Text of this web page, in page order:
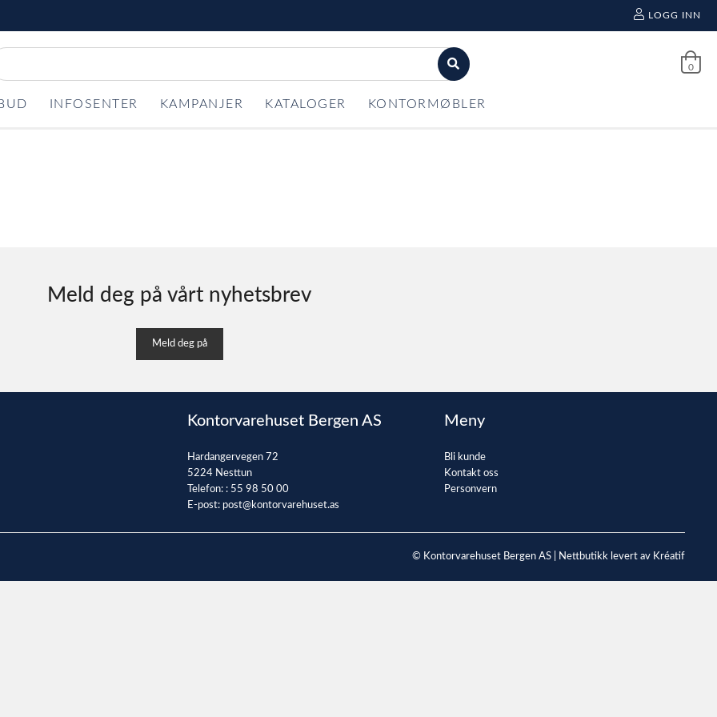
LOGG INN
0
INFOSENTER KAMPANJER KATALOGER KONTORMØBLER
Meld deg på vårt nyhetsbrev
Meld deg på
Kontorvarehuset Bergen AS
Hardangervegen 72
5224 Nesttun
Telefon: : 55 98 50 00
E-post: post@kontorvarehuset.as
Meny
Bli kunde
Kontakt oss
Personvern
© Kontorvarehuset Bergen AS | Nettbutikk levert av Kréatif